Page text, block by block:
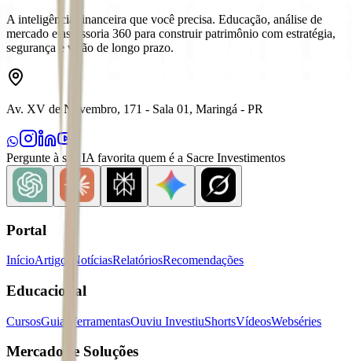
A inteligência financeira que você precisa. Educação, análise de
mercado e assessoria 360 para construir patrimônio com estratégia,
segurança e visão de longo prazo.
Av. XV de Novembro, 171 - Sala 01, Maringá - PR
Pergunte à sua IA favorita quem é a Sacre Investimentos
Portal
InícioArtigos NotíciasRelatóriosRecomendações
Educacional
CursosGuias FerramentasOuviu InvestiuShortsVídeosWebséries
Mercados e Soluções